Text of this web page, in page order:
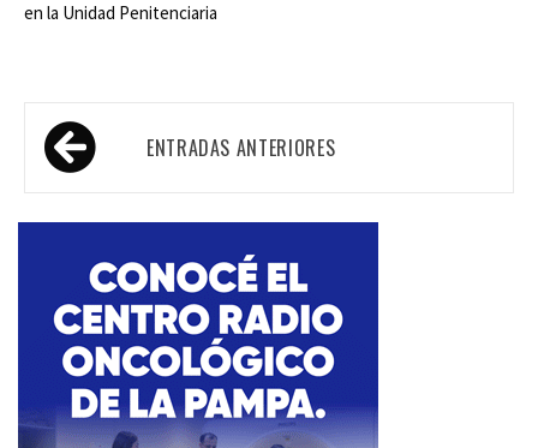
en la Unidad Penitenciaria
Navegación
de
entradas
ENTRADAS ANTERIORES